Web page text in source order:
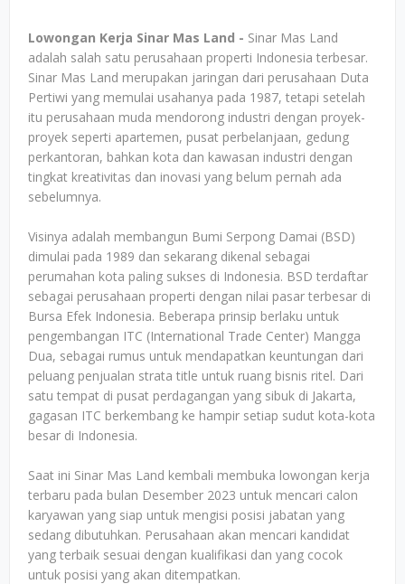
Lowongan Kerja Sinar Mas Land - Sinar Mas Land
adalah salah satu perusahaan properti Indonesia terbesar.
Sinar Mas Land merupakan jaringan dari perusahaan Duta
Pertiwi yang memulai usahanya pada 1987, tetapi setelah
itu perusahaan muda mendorong industri dengan proyek-
proyek seperti apartemen, pusat perbelanjaan, gedung
perkantoran, bahkan kota dan kawasan industri dengan
tingkat kreativitas dan inovasi yang belum pernah ada
sebelumnya.
Visinya adalah membangun Bumi Serpong Damai (BSD)
dimulai pada 1989 dan sekarang dikenal sebagai
perumahan kota paling sukses di Indonesia. BSD terdaftar
sebagai perusahaan properti dengan nilai pasar terbesar di
Bursa Efek Indonesia. Beberapa prinsip berlaku untuk
pengembangan ITC (International Trade Center) Mangga
Dua, sebagai rumus untuk mendapatkan keuntungan dari
peluang penjualan strata title untuk ruang bisnis ritel. Dari
satu tempat di pusat perdagangan yang sibuk di Jakarta,
gagasan ITC berkembang ke hampir setiap sudut kota-kota
besar di Indonesia.
Saat ini Sinar Mas Land kembali membuka lowongan kerja
terbaru pada bulan Desember 2023 untuk mencari calon
karyawan yang siap untuk mengisi posisi jabatan yang
sedang dibutuhkan. Perusahaan akan mencari kandidat
yang terbaik sesuai dengan kualifikasi dan yang cocok
untuk posisi yang akan ditempatkan.